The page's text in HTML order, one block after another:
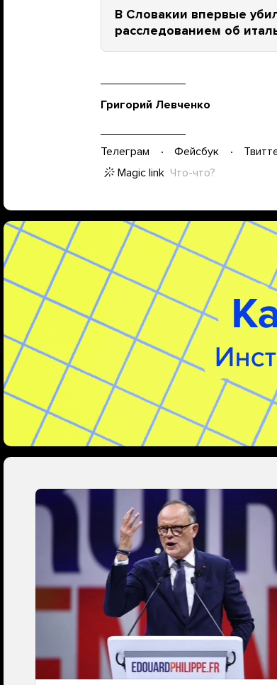
В Словакии впервые
расследованием об
Григорий Левченко
Телеграм Фейсбук
Magic link Что-что?